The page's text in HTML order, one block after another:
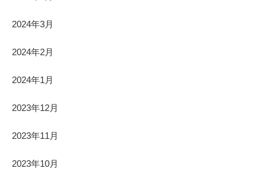
2024年3月
2024年2月
2024年1月
2023年12月
2023年11月
2023年10月